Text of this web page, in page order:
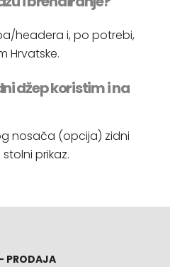
headera i, po potrebi,
Hrvatske.
džep koristim i na
nosača (opcija) zidni
prikaz.
PRODAJA